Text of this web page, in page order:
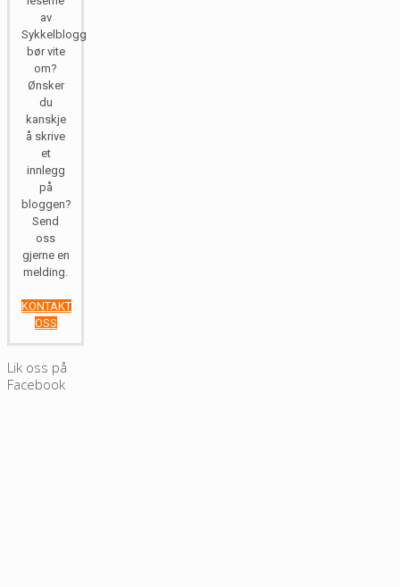
av
Sykkelblogg
bør vite
om?
Ønsker
du
kanskje
å skrive
et
innlegg
på
bloggen?
Send
oss
gjerne en
melding.
KONTAKT
OSS
Lik oss på
Facebook